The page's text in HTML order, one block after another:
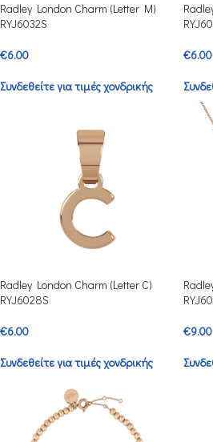
Radley London Charm (Letter M)
RYJ6032S
€6.00
Συνδεθείτε για τιμές χονδρικής
€6.00
Radley London Charm (Letter C)
RYJ6028S
€6.00
Συνδεθείτε για τιμές χονδρικής
€9.00